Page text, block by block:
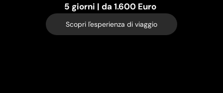
5 giorni | da 1.600 Euro
Scopri l'esperienza di viaggio